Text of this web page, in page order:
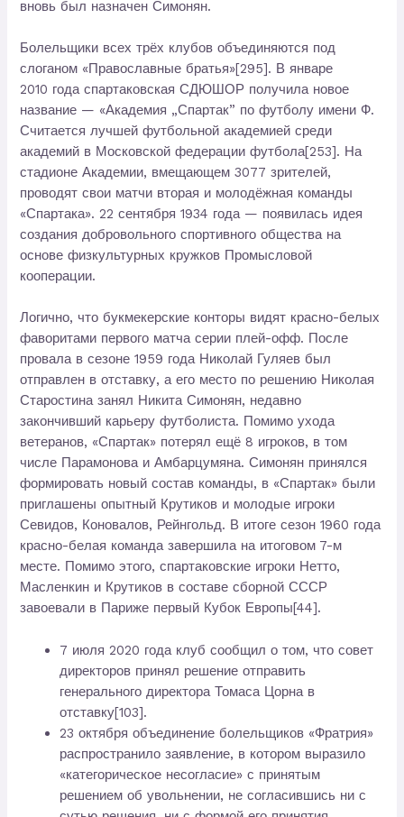
вновь был назначен Симонян.
Болельщики всех трёх клубов объединяются под
слоганом «Православные братья»[295]. В январе
2010 года спартаковская СДЮШОР получила новое
название — «Академия „Спартак” по футболу имени Ф.
Считается лучшей футбольной академией среди
академий в Московской федерации футбола[253]. На
стадионе Академии, вмещающем 3077 зрителей,
проводят свои матчи вторая и молодёжная команды
«Спартака». 22 сентября 1934 года — появилась идея
создания добровольного спортивного общества на
основе физкультурных кружков Промысловой
кооперации.
Логично, что букмекерские конторы видят красно-белых
фаворитами первого матча серии плей-офф. После
провала в сезоне 1959 года Николай Гуляев был
отправлен в отставку, а его место по решению Николая
Старостина занял Никита Симонян, недавно
закончивший карьеру футболиста. Помимо ухода
ветеранов, «Спартак» потерял ещё 8 игроков, в том
числе Парамонова и Амбарцумяна. Симонян принялся
формировать новый состав команды, в «Спартак» были
приглашены опытный Крутиков и молодые игроки
Севидов, Коновалов, Рейнгольд. В итоге сезон 1960 года
красно-белая команда завершила на итоговом 7-м
месте. Помимо этого, спартаковские игроки Нетто,
Масленкин и Крутиков в составе сборной СССР
завоевали в Париже первый Кубок Европы[44].
7 июля 2020 года клуб сообщил о том, что совет
директоров принял решение отправить
генерального директора Томаса Цорна в
отставку[103].
23 октября объединение болельщиков «Фратрия»
распространило заявление, в котором выразило
«категорическое несогласие» с принятым
решением об увольнении, не согласившись ни с